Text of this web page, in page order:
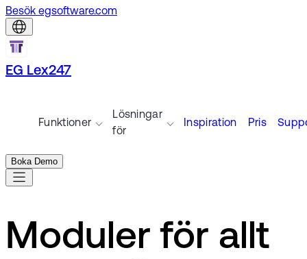
Besök egsoftware.com
EG Lex247
Funktioner
Lösningar
för
Inspiration Pris
Boka Demo
Moduler för allt